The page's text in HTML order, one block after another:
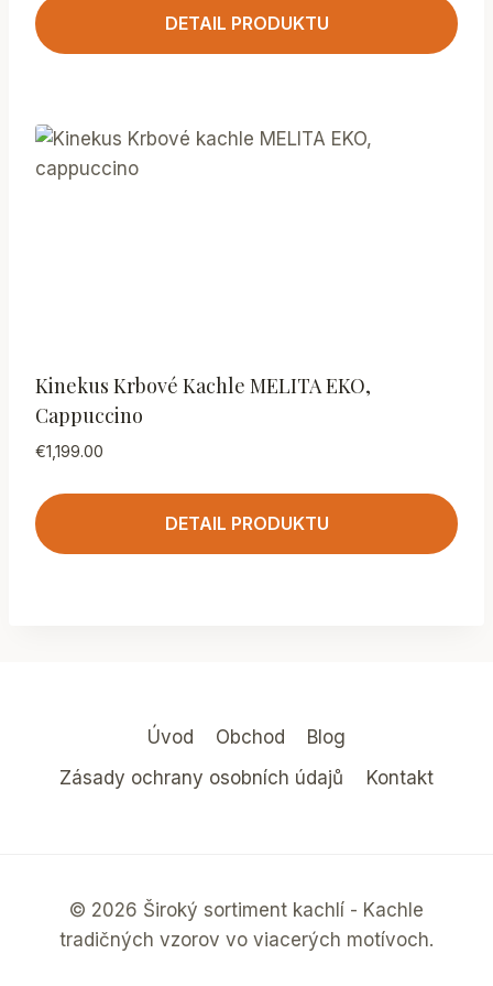
DETAIL PRODUKTU
Kinekus Krbové Kachle MELITA EKO,
Cappuccino
€1,199.00
DETAIL PRODUKTU
Úvod Obchod
Blog
Zásady ochrany osobních údajů
Kontakt
© 2026 Široký sortiment kachlí - Kachle
tradičných vzorov vo viacerých motívoch.